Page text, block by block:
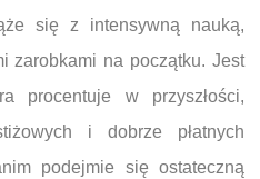
się z intensywną nauką,
zarobkami na początku. Jest
procentuje w przyszłości,
i dobrze płatnych
podejmie się ostateczną